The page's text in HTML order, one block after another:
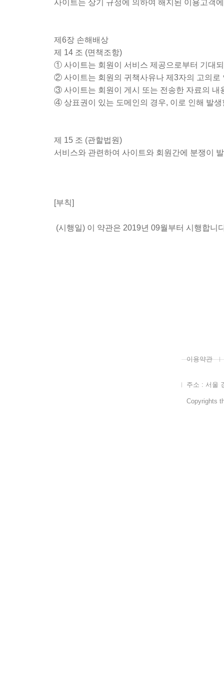
사이트는 상기 규정에 의하여 해지된 이용고객
제6장 손해배상
제 14 조 (면책조항)
① 사이트는 회원이 서비스 제공으로부터 기대
② 사이트는 회원의 귀책사유나 제3자의 고의로
③ 사이트는 회원이 게시 또는 전송한 자료의 내
④ 상표권이 있는 도메인의 경우, 이로 인해 발
제 15 조 (관할법원)
서비스와 관련하여 사이트와 회원간에 분쟁이
[부칙]
(시행일) 이 약관은 2019년 09월부터 시행합니
이용약관
주소 : 서울
Copyrights